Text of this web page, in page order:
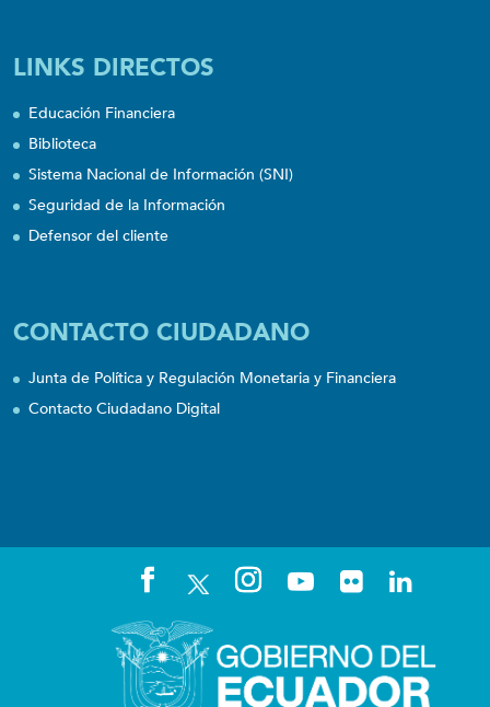
LINKS DIRECTOS
Educación Financiera
Biblioteca
Sistema Nacional de Información (SNI)
Seguridad de la Información
Defensor del cliente
CONTACTO CIUDADANO
Junta de Política y Regulación Monetaria y Financiera
Contacto Ciudadano Digital